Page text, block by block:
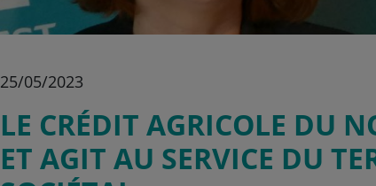
25/05/2023
LE CRÉDIT AGRICOLE DU
ET AGIT AU SERVICE DU